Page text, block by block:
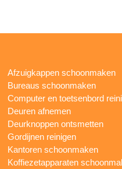
Afzuigkappen schoonmaken
Bureaus schoonmaken
Computer en toetsenbord
Deuren afnemen
Deurknoppen ontsmetten
Gordijnen reinigen
Kantoren schoonmaken
Koffiezetapparaten